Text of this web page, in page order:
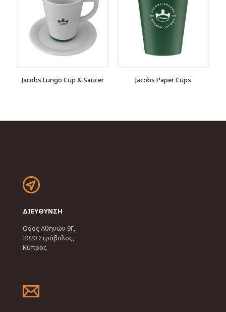
Jacobs Lungo Cup & Saucer Jacobs Paper Cups
ΔΙΕΥΘΥΝΣΗ
Οδός Αθηνών 9Γ,
2020 Στρόβολος,
Κύπρος